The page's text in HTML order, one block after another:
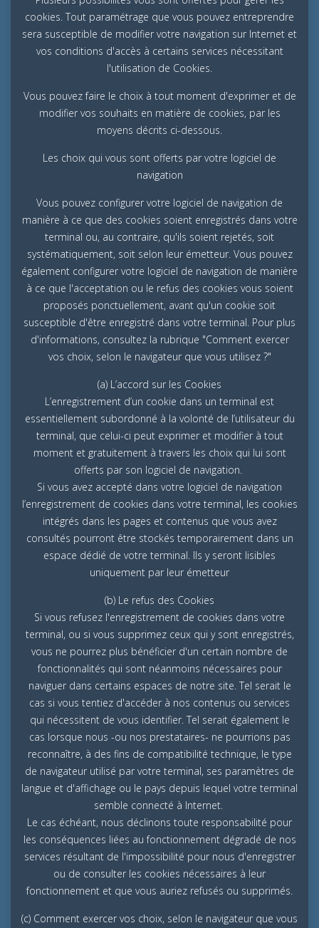
cookies. Tout paramétrage que vous pouvez entreprendre
sera susceptible de modifier votre navigation sur Internet et
vos conditions d'accès à certains services nécessitant
l'utilisation de Cookies.
Vous pouvez faire le choix à tout moment d'exprimer et de
modifier vos souhaits en matière de cookies, par les
moyens décrits ci-dessous.
Les choix qui vous sont offerts par votre logiciel de
navigation
Vous pouvez configurer votre logiciel de navigation de
manière à ce que des cookies soient enregistrés dans votre
terminal ou, au contraire, qu'ils soient rejetés, soit
systématiquement, soit selon leur émetteur. Vous pouvez
également configurer votre logiciel de navigation de manière
à ce que l'acceptation ou le refus des cookies vous soient
proposés ponctuellement, avant qu'un cookie soit
susceptible d'être enregistré dans votre terminal. Pour plus
d'informations, consultez la rubrique "Comment exercer
vos choix, selon le navigateur que vous utilisez ?"
(a) L’accord sur les Cookies
L’enregistrement d’un cookie dans un terminal est
essentiellement subordonné à la volonté de l’utilisateur du
terminal, que celui-ci peut exprimer et modifier à tout
moment et gratuitement à travers les choix qui lui sont
offerts par son logiciel de navigation.
Si vous avez accepté dans votre logiciel de navigation
l’enregistrement de cookies dans votre terminal, les cookies
intégrés dans les pages et contenus que vous avez
consultés pourront être stockés temporairement dans un
espace dédié de votre terminal. Ils y seront lisibles
uniquement par leur émetteur
(b) Le refus des Cookies
Si vous refusez l'enregistrement de cookies dans votre
terminal, ou si vous supprimez ceux qui y sont enregistrés,
vous ne pourrez plus bénéficier d'un certain nombre de
fonctionnalités qui sont néanmoins nécessaires pour
naviguer dans certains espaces de notre site. Tel serait le
cas si vous tentiez d'accéder à nos contenus ou services
qui nécessitent de vous identifier. Tel serait également le
cas lorsque nous -ou nos prestataires- ne pourrions pas
reconnaître, à des fins de compatibilité technique, le type
de navigateur utilisé par votre terminal, ses paramètres de
langue et d'affichage ou le pays depuis lequel votre terminal
semble connecté à Internet.
Le cas échéant, nous déclinons toute responsabilité pour
les conséquences liées au fonctionnement dégradé de nos
services résultant de l'impossibilité pour nous d'enregistrer
ou de consulter les cookies nécessaires à leur
fonctionnement et que vous auriez refusés ou supprimés.
(c) Comment exercer vos choix, selon le navigateur que vous